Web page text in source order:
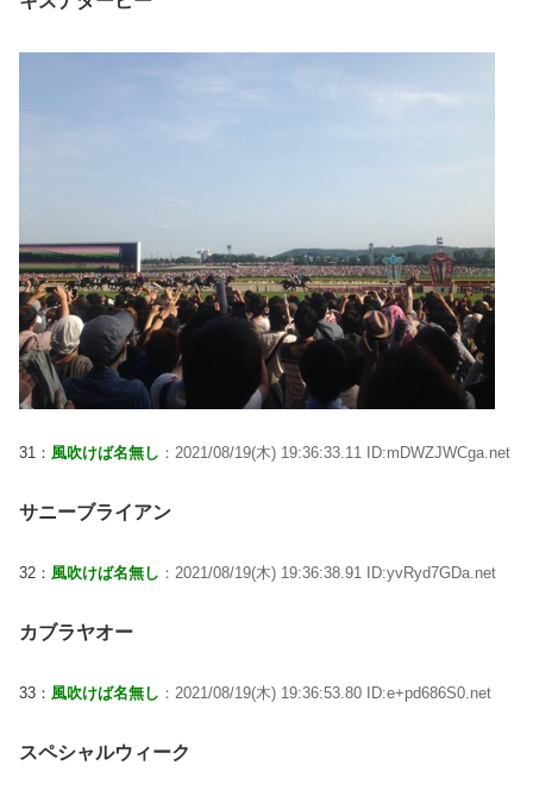
31： 風吹けば名無し ：2021/08/19(木) 19:36:33.11 ID:mDWZJWCga.net
サニーブライアン
32： 風吹けば名無し ：2021/08/19(木) 19:36:38.91 ID:yvRyd7GDa.net
カブラヤオー
33： 風吹けば名無し ：2021/08/19(木) 19:36:53.80 ID:e+pd686S0.net
スペシャルウィーク